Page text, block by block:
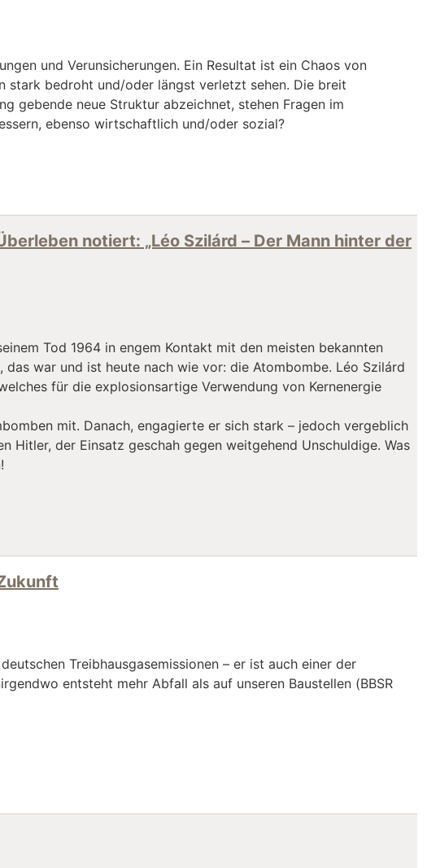
und Verunsicherungen. Ein Resultat ist ein Chaos von
stark bedroht und/oder längst verletzt sehen. Die breit
gebende neue Struktur abzeichnet, stehen Fragen im
ebenso wirtschaftlich und/oder sozial?
notiert: „Léo Szilárd – Der Mann hinter der
Tod 1964 in engem Kontakt mit den meisten bekannten
das war und ist heute nach wie vor: die Atombombe. Léo Szilárd
für die explosionsartige Verwendung von Kernenergie
mit. Danach, engagierte er sich stark – jedoch vergeblich
Hitler, der Einsatz geschah gegen weitgehend Unschuldige. Was
Treibhausgasemissionen – er ist auch einer der
entsteht mehr Abfall als auf unseren Baustellen (BBSR